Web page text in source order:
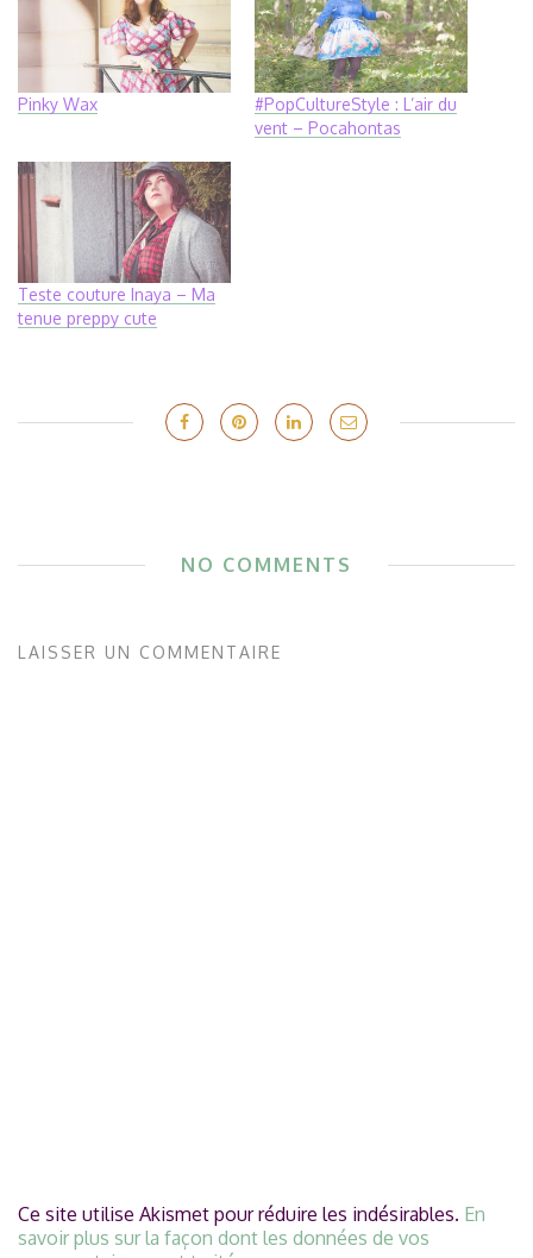
Pinky Wax
#PopCultureStyle : L’air du
vent – Pocahontas
Teste couture Inaya – Ma
tenue preppy cute
NO COMMENTS
LAISSER UN COMMENTAIRE
Ce site utilise Akismet pour réduire les indésirables. En
savoir plus sur la façon dont les données de vos